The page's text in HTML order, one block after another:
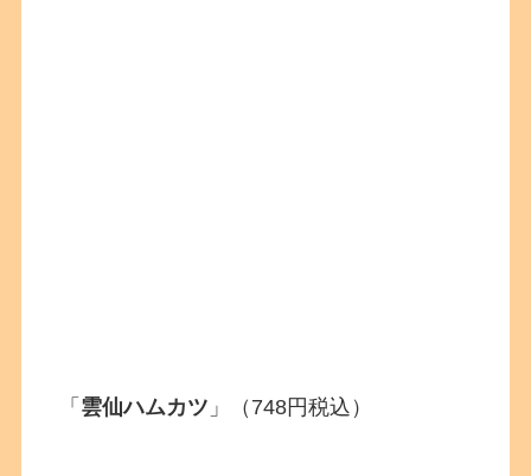
「 雲仙ハムカツ 」（748円税込）